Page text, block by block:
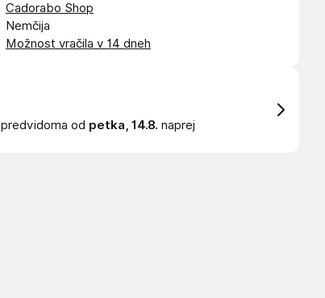
Cadorabo Shop
Nemčija
Možnost vračila v 14 dneh
predvidoma od petka, 14.8. naprej